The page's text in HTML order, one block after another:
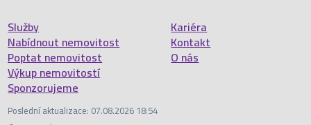
Služby
Nabídnout nemovitost
Poptat nemovitost
Výkup nemovitostí
Sponzorujeme
Kariéra
Kontakt
O nás
Poslední aktualizace: 07.08.2026 18:54